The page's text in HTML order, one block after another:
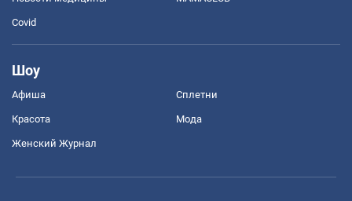
Covid
Шоу
Афиша Сплетни
Красота Мода
Женский Журнал